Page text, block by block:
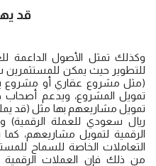
قد
وكذلك تمثل الأصول الداعمة
للتطوير حيث يمكن للمستثمرين
(مثل مشروع عقاري أو مشروع
تمويل المشروع، ويدعم
ريال سعودي للعملة الرقمية)
الرقمية لتمويل مشاريعهم، كما
التعاملات الخاصة للسماح
من ذلك فإن العملات الرقمية